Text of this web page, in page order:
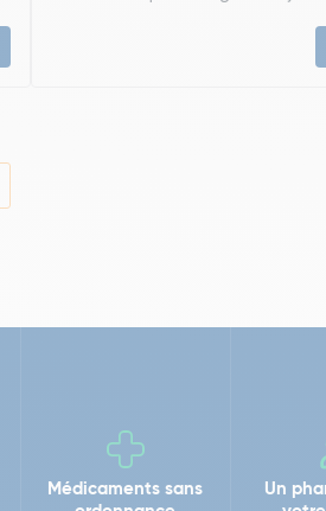
Médicaments sans
Un